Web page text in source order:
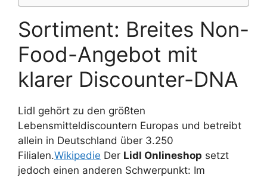
Sortiment: Breites Non-
Food-Angebot mit
klarer Discounter-DNA
Lidl gehört zu den größten
Lebensmitteldiscountern Europas und betreibt
allein in Deutschland über 3.250
Filialen.Wikipedie Der Lidl Onlineshop setzt
jedoch einen anderen Schwerpunkt: Im